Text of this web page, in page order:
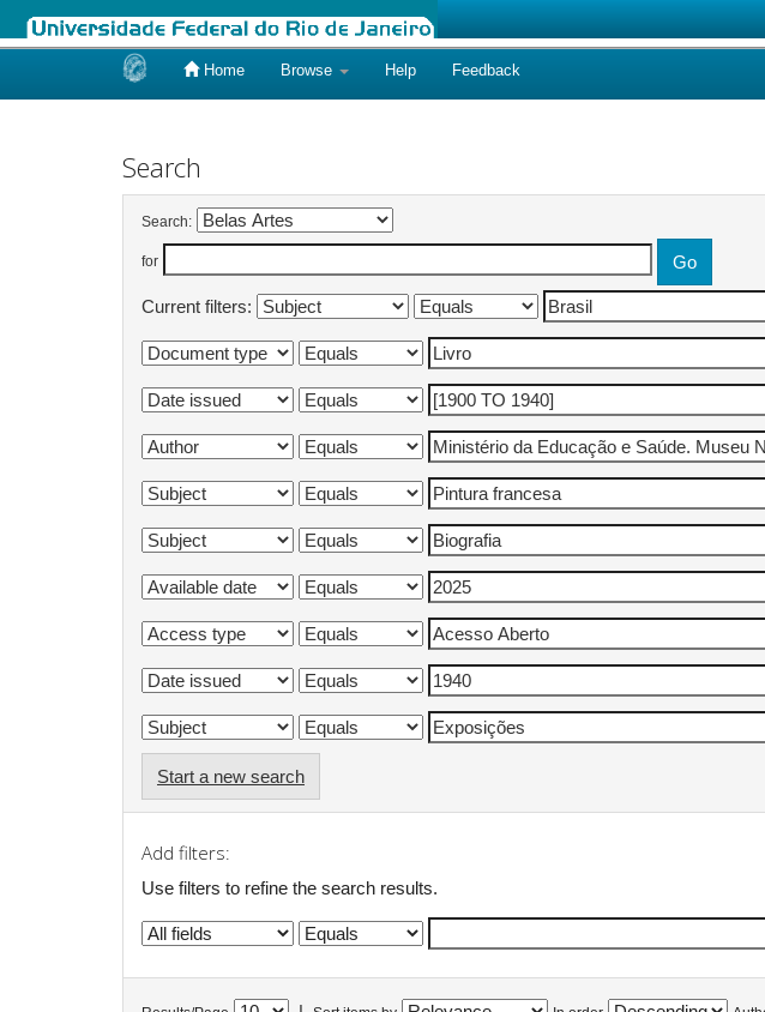
Home Browse Help Feedback
Search
Search:
for
Current filters:
Start a new search
Add filters:
Use filters to refine the search results.